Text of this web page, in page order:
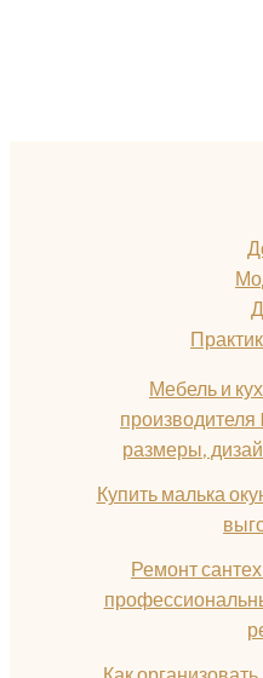
Мебель и
размеры,
Купить малька
Ремонт